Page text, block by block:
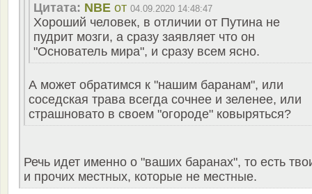
Цитата: NBE от 04.09.2020 14:48:47
Хороший человек, в отличии от Путина не
пудрит мозги, а сразу заявляет что он
"Основатель мира", и сразу всем ясно.
А может обратимся к "нашим баранам", или
соседская трава всегда сочнее и зеленее, или
страшновато в своем "огороде" ковыряться?
Речь идет именно о "ваших баранах", то есть
и прочих местных, которые не местные.